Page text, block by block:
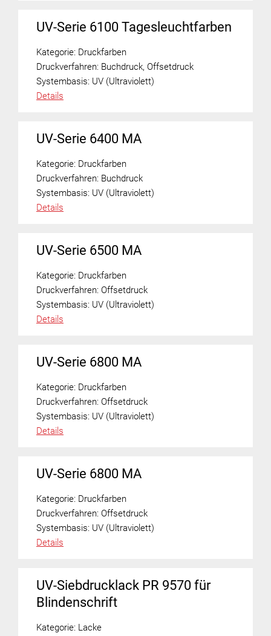
UV-Serie 6100 Tagesleuchtfarben
Kategorie: Druckfarben
Druckverfahren: Buchdruck, Offsetdruck
Systembasis: UV (Ultraviolett)
Details
UV-Serie 6400 MA
Kategorie: Druckfarben
Druckverfahren: Buchdruck
Systembasis: UV (Ultraviolett)
Details
UV-Serie 6500 MA
Kategorie: Druckfarben
Druckverfahren: Offsetdruck
Systembasis: UV (Ultraviolett)
Details
UV-Serie 6800 MA
Kategorie: Druckfarben
Druckverfahren: Offsetdruck
Systembasis: UV (Ultraviolett)
Details
UV-Serie 6800 MA
Kategorie: Druckfarben
Druckverfahren: Offsetdruck
Systembasis: UV (Ultraviolett)
Details
UV-Siebdrucklack PR 9570 für
Blindenschrift
Kategorie: Lacke